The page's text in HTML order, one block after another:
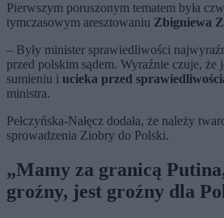
Pierwszym poruszonym tematem była
tymczasowym aresztowaniu Zbigniewa
– Były minister sprawiedliwości
przed polskim sądem. Wyraźnie czuje, że
sumieniu i ucieka przed
ministra.
Pełczyńska-Nałęcz dodała, że należy
sprowadzenia Ziobry do Polski.
„Mamy za granicą
groźny, jest groźny dla